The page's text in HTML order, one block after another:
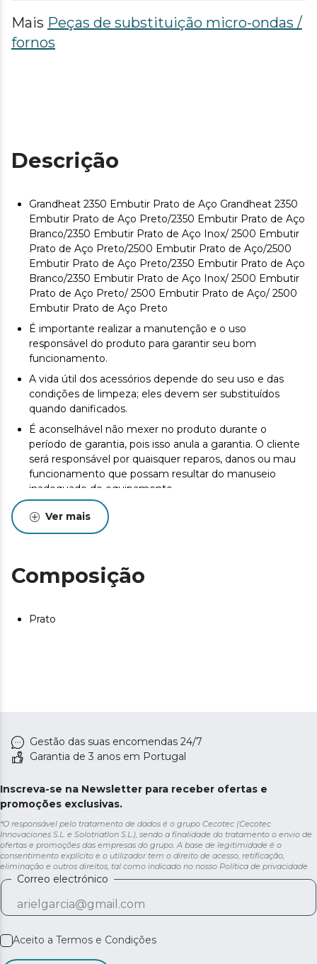
Mais Peças de substituição micro-ondas /
fornos
Descrição
Grandheat 2350 Embutir Prato de Aço Grandheat 2350
Embutir Prato de Aço Preto/2350 Embutir Prato de Aço
Branco/2350 Embutir Prato de Aço Inox/ 2500 Embutir
Prato de Aço Preto/2500 Embutir Prato de Aço/2500
Embutir Prato de Aço Preto/2350 Embutir Prato de Aço
Branco/2350 Embutir Prato de Aço Inox/ 2500 Embutir
Prato de Aço Preto/ 2500 Embutir Prato de Aço/ 2500
Embutir Prato de Aço Preto
É importante realizar a manutenção e o uso
responsável do produto para garantir seu bom
funcionamento.
A vida útil dos acessórios depende do seu uso e das
condições de limpeza; eles devem ser substituídos
quando danificados.
É aconselhável não mexer no produto durante o
período de garantia, pois isso anula a garantia. O cliente
será responsável por quaisquer reparos, danos ou mau
funcionamento que possam resultar do manuseio
inadequado do equipamento.
Acessórios originais garantem a mais alta qualidade e o
melhor desempenho. Recomenda-se manutenção para
Ver mais
Composição
Prato
Gestão das suas encomendas 24/7
Garantia de 3 anos em Portugal
Inscreva-se na Newsletter para receber ofertas e
promoções exclusivas.
*O responsável pelo tratamento de dados é o grupo Cecotec (Cecotec
Innovaciones S.L. e Solotriatlon S.L.), sendo a finalidade do tratamento o envio de
ofertas e promoções das empresas do grupo. A base de legitimidade é o
consentimento explícito e o utilizador tem o direito de acesso, retificação,
eliminação e outros direitos, tal como indicado no nosso Política de privacidade
Correo electrónico
Aceito a Termos e Condições